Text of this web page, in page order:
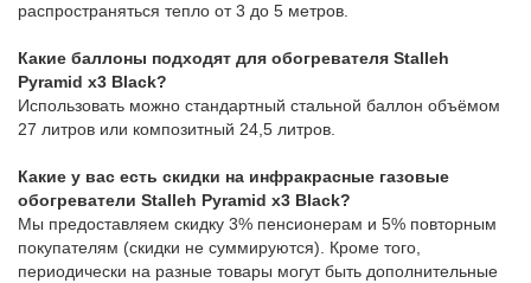
распространяться тепло от 3 до 5 метров.
Какие баллоны подходят для обогревателя Stalleh
Pyramid x3 Black?
Использовать можно стандартный стальной баллон объёмом
27 литров или композитный 24,5 литров.
Какие у вас есть скидки на инфракрасные газовые
обогреватели Stalleh Pyramid x3 Black?
Мы предоставляем скидку 3% пенсионерам и 5% повторным
покупателям (скидки не суммируются). Кроме того,
периодически на разные товары могут быть дополнительные